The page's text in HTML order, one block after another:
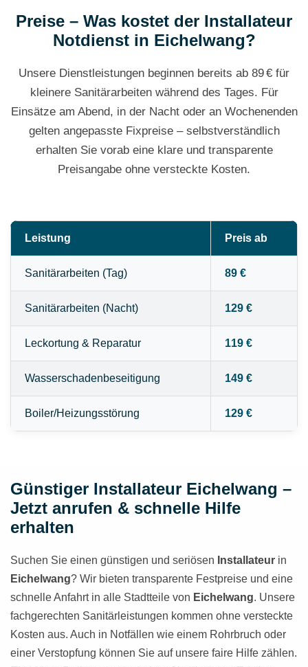
Preise – Was kostet der Installateur
Notdienst in Eichelwang?
Unsere Dienstleistungen beginnen bereits ab 89 € für
kleinere Sanitärarbeiten während des Tages. Für
Einsätze am Abend, in der Nacht oder an Wochenenden
gelten angepasste Fixpreise – selbstverständlich
erhalten Sie vorab eine klare und transparente
Preisangabe ohne versteckte Kosten.
Leistung Preis ab
Sanitärarbeiten (Tag) 89 €
Sanitärarbeiten (Nacht) 129 €
Leckortung & Reparatur 119 €
Wasserschadenbeseitigung 149 €
Boiler/Heizungsstörung 129 €
Günstiger Installateur Eichelwang –
Jetzt anrufen & schnelle Hilfe
erhalten
Suchen Sie einen günstigen und seriösen Installateur in
Eichelwang? Wir bieten transparente Festpreise und eine
schnelle Anfahrt in alle Stadtteile von Eichelwang. Unsere
fachgerechten Sanitärleistungen kommen ohne versteckte
Kosten aus. Auch in Notfällen wie einem Rohrbruch oder
einer Verstopfung können Sie auf unsere faire Hilfe zählen.